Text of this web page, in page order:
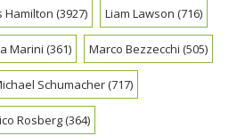
Hamilton (3927) Liam Lawson (716)
Marini (361) Marco Bezzecchi (505)
Schumacher(717)
Rosberg(364)